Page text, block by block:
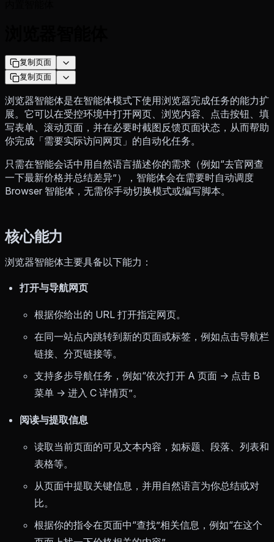
复制页面
复制页面
浏览器智能体是在智能体模式下使用浏览器完成任务的能力扩
展。它可以在受控环境中打开网页、浏览内容、点击按钮、填
写表单、滚动页面，并在必要时截图反馈页面状态，从而帮助
你完成「需要实际访问网页」的自动化任务。
只需在智能会话中用自然语言描述你的需求（例如“去官网查
一下最新价格并总结差异”），智能体会在需要时自动调度
Browser 智能体，无需你手动切换模式或编写脚本。
核心能力
浏览器智能体主要具备以下能力：
打开与导航网页
根据你给出的 URL 打开指定网页。
在同一站点内跳转到新的页面或标签，例如点击导航栏
链接、分页链接等。
支持多步导航任务，例如“依次打开 A 页面 -> 点击 B
菜单 -> 进入 C 详情页”。
阅读与提取信息
读取当前页面的可见文本内容，如标题、段落、列表和
表格等。
从页面中提取关键信息，并用自然语言为你总结或对
比。
根据你的指令在页面中“查找”相关信息，例如“在这个